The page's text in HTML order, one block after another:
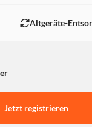
Altgeräte-
Jetzt registrieren